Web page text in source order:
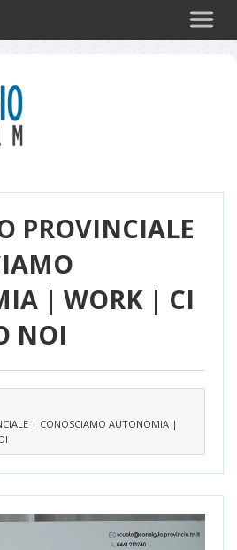
PROVINCIALE
| WORK | CI
NOI
| CONOSCIAMO AUTONOMIA |